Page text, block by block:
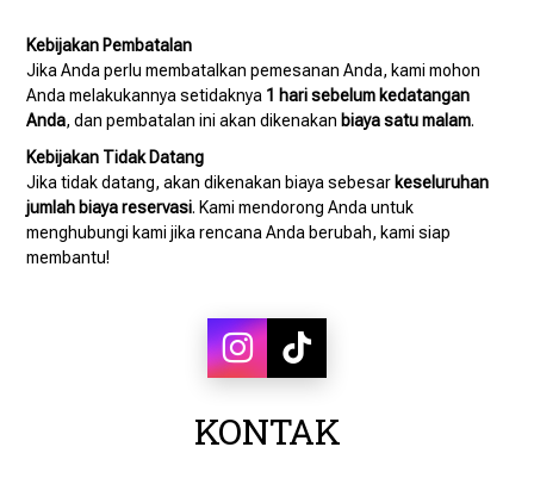
Kebijakan Pembatalan
Jika Anda perlu membatalkan pemesanan Anda, kami mohon
Anda melakukannya setidaknya 1 hari sebelum kedatangan
Anda, dan pembatalan ini akan dikenakan biaya satu malam.
Kebijakan Tidak Datang
Jika tidak datang, akan dikenakan biaya sebesar keseluruhan
jumlah biaya reservasi. Kami mendorong Anda untuk
menghubungi kami jika rencana Anda berubah, kami siap
membantu!
KONTAK